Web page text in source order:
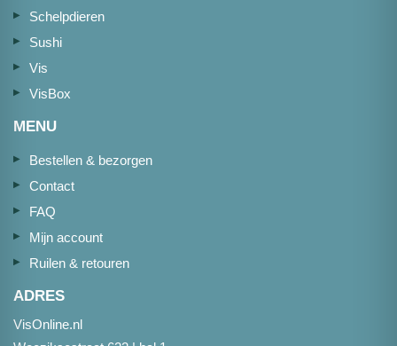
Schelpdieren
Sushi
Vis
VisBox
MENU
Bestellen & bezorgen
Contact
FAQ
Mijn account
Ruilen & retouren
ADRES
VisOnline.nl